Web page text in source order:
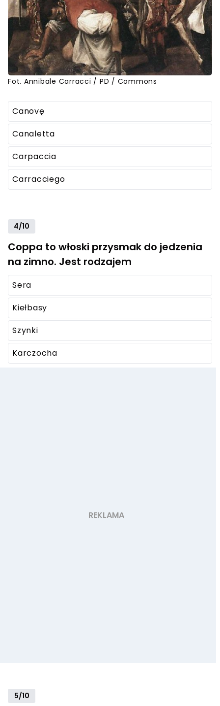
Fot. Annibale Carracci / PD / Commons
Canovę
Canaletta
Carpaccia
Carracciego
4/10
Coppa to włoski przysmak do jedzenia
na zimno. Jest rodzajem
Sera
Kiełbasy
Szynki
Karczocha
5/10